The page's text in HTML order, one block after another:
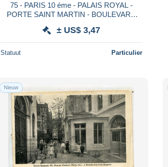
75 - PARIS 10 éme - PALAIS ROYAL -
PORTE SAINT MARTIN - BOULEVARD
± US$ 3,47
Statuut Particulier
Nieuw